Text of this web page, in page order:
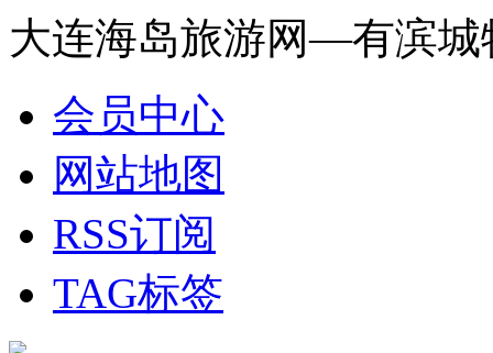
大连海岛旅游网—有滨城
会员中心
网站地图
RSS订阅
TAG标签